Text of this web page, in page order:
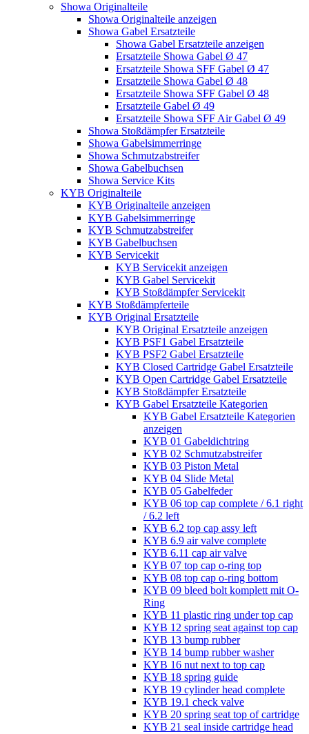
Showa Originalteile
Showa Originalteile anzeigen
Showa Gabel Ersatzteile
Showa Gabel Ersatzteile anzeigen
Ersatzteile Showa Gabel Ø 47
Ersatzteile Showa SFF Gabel Ø 47
Ersatzteile Showa Gabel Ø 48
Ersatzteile Showa SFF Gabel Ø 48
Ersatzteile Gabel Ø 49
Ersatzteile Showa SFF Air Gabel Ø 49
Showa Stoßdämpfer Ersatzteile
Showa Gabelsimmerringe
Showa Schmutzabstreifer
Showa Gabelbuchsen
Showa Service Kits
KYB Originalteile
KYB Originalteile anzeigen
KYB Gabelsimmerringe
KYB Schmutzabstreifer
KYB Gabelbuchsen
KYB Servicekit
KYB Servicekit anzeigen
KYB Gabel Servicekit
KYB Stoßdämpfer Servicekit
KYB Stoßdämpferteile
KYB Original Ersatzteile
KYB Original Ersatzteile anzeigen
KYB PSF1 Gabel Ersatzteile
KYB PSF2 Gabel Ersatzteile
KYB Closed Cartridge Gabel Ersatzteile
KYB Open Cartridge Gabel Ersatzteile
KYB Stoßdämpfer Ersatzteile
KYB Gabel Ersatzteile Kategorien
KYB Gabel Ersatzteile Kategorien
anzeigen
KYB 01 Gabeldichtring
KYB 02 Schmutzabstreifer
KYB 03 Piston Metal
KYB 04 Slide Metal
KYB 05 Gabelfeder
KYB 06 top cap complete / 6.1 right
/ 6.2 left
KYB 6.2 top cap assy left
KYB 6.9 air valve complete
KYB 6.11 cap air valve
KYB 07 top cap o-ring top
KYB 08 top cap o-ring bottom
KYB 09 bleed bolt komplett mit O-
Ring
KYB 11 plastic ring under top cap
KYB 12 spring seat against top cap
KYB 13 bump rubber
KYB 14 bump rubber washer
KYB 16 nut next to top cap
KYB 18 spring guide
KYB 19 cylinder head complete
KYB 19.1 check valve
KYB 20 spring seat top of cartridge
KYB 21 seal inside cartridge head